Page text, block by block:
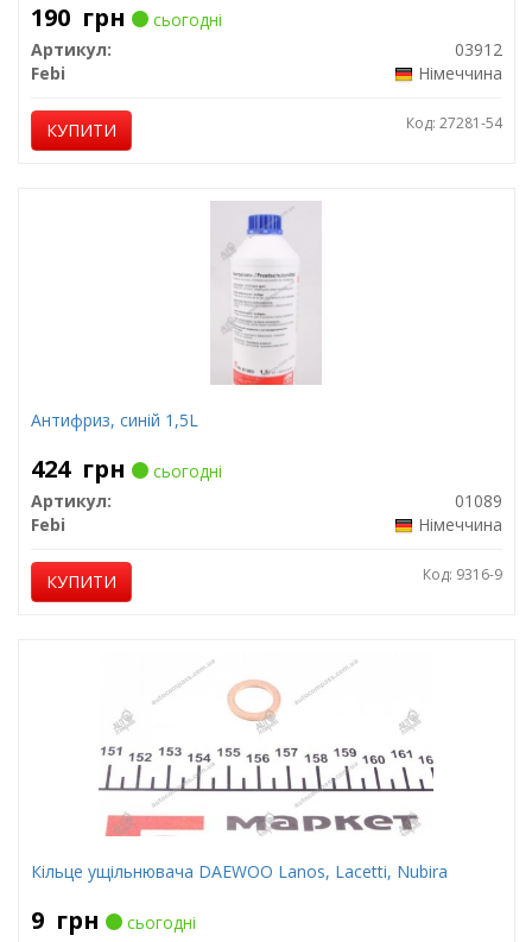
190 грн
сьогодні
Артикул:
03912
Febi
Німеччина
КУПИТИ Код: 27281-54
Антифриз, синій 1,5L
424 грн
сьогодні
Артикул:
01089
Febi
Німеччина
КУПИТИ Код: 9316-9
Кільце ущільнювача DAEWOO Lanos, Lacetti, Nubira
9 грн
сьогодні